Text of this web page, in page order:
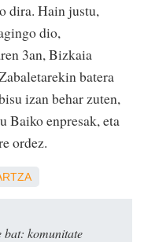
dira. Hain justu,
dio,
3an, Bizkaia
batera
izan behar zuten,
Baiko enpresak, eta
ordez.
bat: komunitate